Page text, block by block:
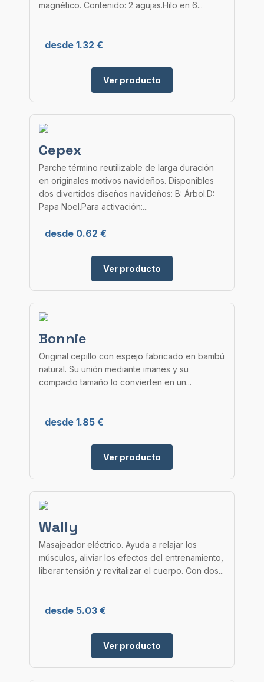
magnético. Contenido: 2 agujas.Hilo en 6...
desde 1.32 €
Ver producto
Cepex
Parche término reutilizable de larga duración
en originales motivos navideños. Disponibles
dos divertidos diseños navideños: B: Árbol.D:
Papa Noel.Para activación:...
desde 0.62 €
Ver producto
Bonnie
Original cepillo con espejo fabricado en bambú
natural. Su unión mediante imanes y su
compacto tamaño lo convierten en un...
desde 1.85 €
Ver producto
Wally
Masajeador eléctrico. Ayuda a relajar los
músculos, aliviar los efectos del entrenamiento,
liberar tensión y revitalizar el cuerpo. Con dos...
desde 5.03 €
Ver producto